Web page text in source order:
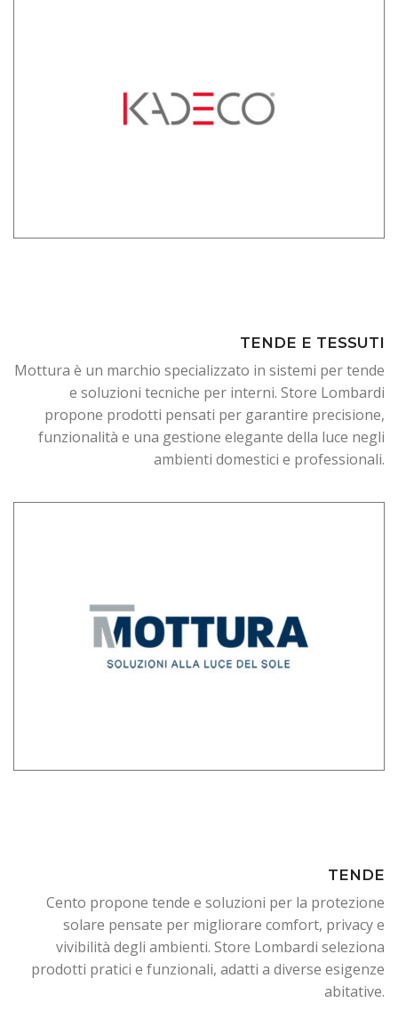
TENDE E TESSUTI
Mottura è un marchio specializzato in sistemi per tende
e soluzioni tecniche per interni. Store Lombardi
propone prodotti pensati per garantire precisione,
funzionalità e una gestione elegante della luce negli
ambienti domestici e professionali.
TENDE
Cento propone tende e soluzioni per la protezione
solare pensate per migliorare comfort, privacy e
vivibilità degli ambienti. Store Lombardi seleziona
prodotti pratici e funzionali, adatti a diverse esigenze
abitative.